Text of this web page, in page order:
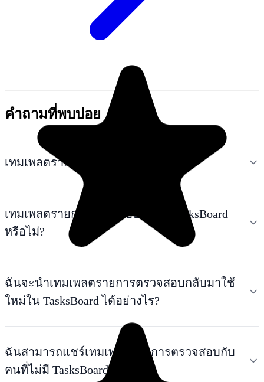
คำถามที่พบบ่อย
เทมเพลตรายการตรวจสอบคืออะไร?
เทมเพลตรายการตรวจสอบฟรีใน TasksBoard
หรือไม่?
ฉันจะนำเทมเพลตรายการตรวจสอบกลับมาใช้
ใหม่ใน TasksBoard ได้อย่างไร?
ฉันสามารถแชร์เทมเพลตรายการตรวจสอบกับ
คนที่ไม่มี TasksBoard ได้ไหม?